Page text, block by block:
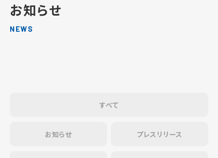
お知らせ
NEWS
すべて
お知らせ プレスリリース